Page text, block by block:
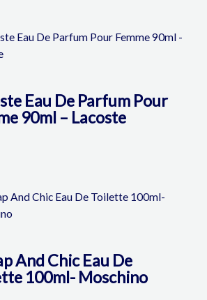
Eau De Parfum Pour
90ml – Lacoste
And Chic Eau De
100ml- Moschino